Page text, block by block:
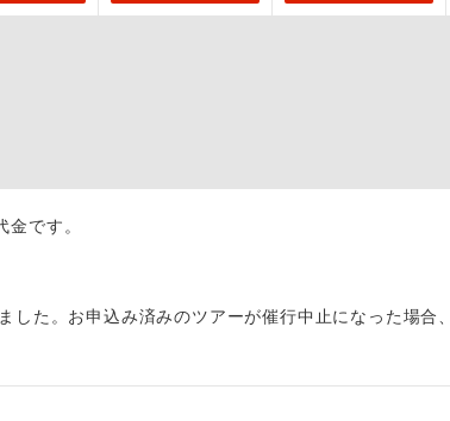
です。
した。お申込み済みのツアーが催行中止になった場合
ご宿泊ホテルに露天風呂が付いています。